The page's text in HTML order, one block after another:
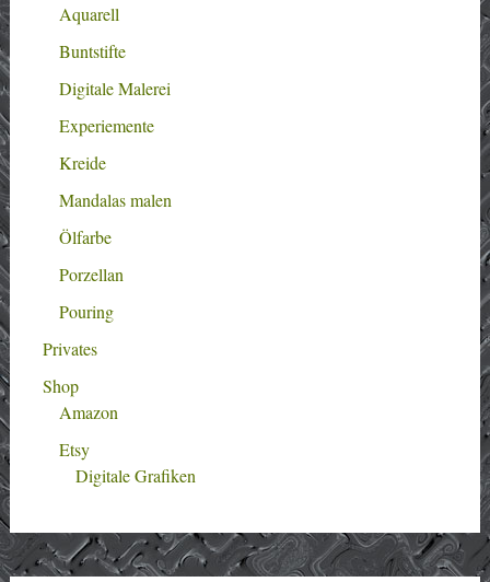
Aquarell
Buntstifte
Digitale Malerei
Experiemente
Kreide
Mandalas malen
Ölfarbe
Porzellan
Pouring
Privates
Shop
Amazon
Etsy
Digitale Grafiken